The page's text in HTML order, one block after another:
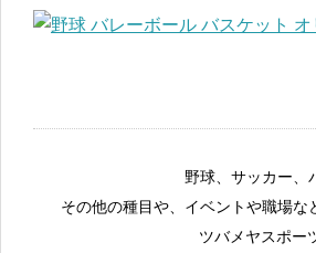
野球、サッカー、
その他の種目や、イベントや職場
ツバメヤスポー